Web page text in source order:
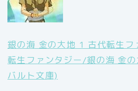
銀の海 金の大地 1 古代転生フ
転生ファンタジー/銀の海 金
バルト文庫)